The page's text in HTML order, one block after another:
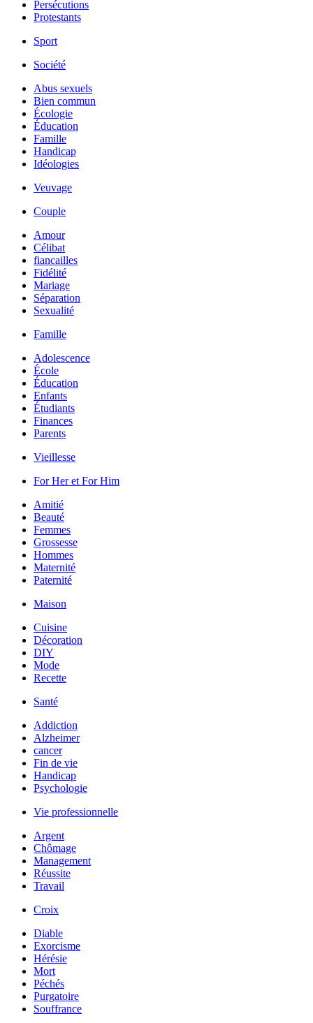
Persécutions
Protestants
Sport
Société
Abus sexuels
Bien commun
Écologie
Éducation
Famille
Handicap
Idéologies
Veuvage
Couple
Amour
Célibat
fiancailles
Fidélité
Mariage
Séparation
Sexualité
Famille
Adolescence
École
Éducation
Enfants
Étudiants
Finances
Parents
Vieillesse
For Her et For Him
Amitié
Beauté
Femmes
Grossesse
Hommes
Maternité
Paternité
Maison
Cuisine
Décoration
DIY
Mode
Recette
Santé
Addiction
Alzheimer
cancer
Fin de vie
Handicap
Psychologie
Vie professionnelle
Argent
Chômage
Management
Réussite
Travail
Croix
Diable
Exorcisme
Hérésie
Mort
Péchés
Purgatoire
Souffrance